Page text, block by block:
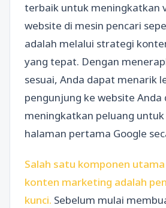
terbaik untuk meningkatkan
website di mesin pencari
adalah melalui strategi
yang tepat. Dengan
sesuai, Anda dapat menarik
pengunjung ke website Anda
meningkatkan peluang untuk
halaman pertama Google
Salah satu komponen
konten marketing adalah
kunci. Sebelum mulai